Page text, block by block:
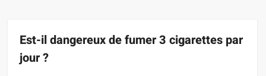
Est-il dangereux de fumer 3 cigarettes par
jour ?